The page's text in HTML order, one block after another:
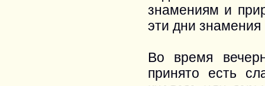
знамениям и
эти дни
Во время
принято есть